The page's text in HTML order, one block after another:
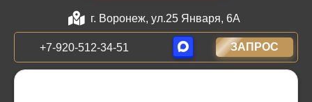
г. Воронеж, ул.25 Января, 6А
+7-920-512-34-51 ЗАПРОС